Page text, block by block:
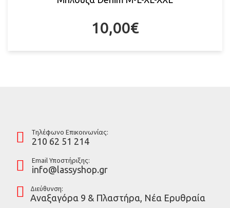
10,00€
Tηλέφωνο Επικοινωνίας:
210 62 51 214
Email Υποστήριξης:
info@lassyshop.gr
Διεύθυνση:
Αναξαγόρα 9 & Πλαστήρα, Νέα Ερυθραία